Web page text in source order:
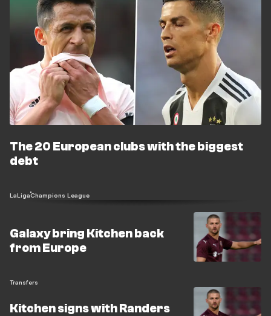
The 20 European clubs with the biggest
debt
LaLigaChampions League
Galaxy bring Kitchen back
from Europe
Transfers
Kitchen signs with Randers